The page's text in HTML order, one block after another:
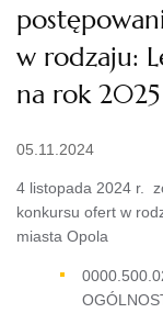
w rodzaju:
na rok 2025
05.11.2024
4 listopada 2024 r.
konkursu ofert w
miasta Opola